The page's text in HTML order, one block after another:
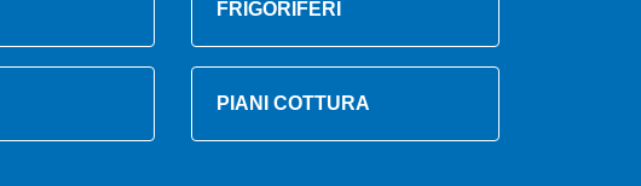
FRIGORIFERI
PIANI COTTURA